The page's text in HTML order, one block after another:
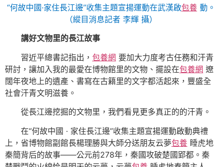
“何故中國·家住長江邊”收集主題宣揚運動在武漢啟包養動。
（縱目消息記者 李輝 攝）
講好文物里的長江故事
習近平總書記指出， 包養網 要加大力度考古任務和汗青
研討，讓加入我的最愛在博物館里的文物、擺設在包養網 遼
闊年夜地上的遺產、書寫在古籍里的文字都活起來，豐盛全
社會汗青文明滋養。
從長江邊挖掘的文物里，我們看見更多真正的的汗青。
在“何故中國 · 家住長江邊”收集主題宣揚運動啟動典禮
上，省博物館副館長楊理勝與大師分送朋友云夢包養 睡虎地
秦簡背后的故事——公元前278年，秦國攻破楚國郢都。秦